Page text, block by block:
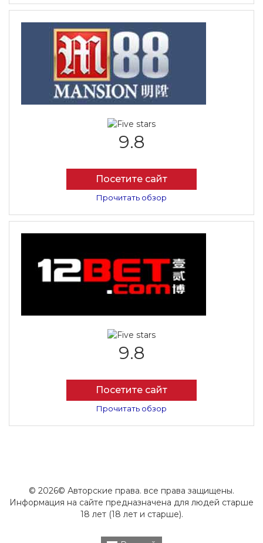
9.8
Посетите сайт
Прочитать обзор
9.8
Посетите сайт
Прочитать обзор
© 2026© Авторские права. все права защищены.
Информация на сайте предназначена для людей старше
18 лет (18 лет и старше).